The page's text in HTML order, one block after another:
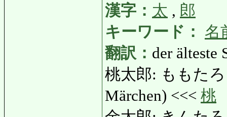
漢字： 太 , 郎
キーワード：
名
翻訳： der älteste
桃太郎: ももたろ
Märchen) <<< 桃